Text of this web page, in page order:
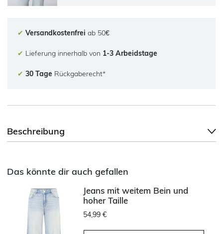
✔ Versandkostenfrei ab 50€
✔ Lieferung innerhalb von 1-3 Arbeidstage
✔ 30 Tage Rückgaberecht*
Beschreibung
Das könnte dir auch gefallen
Jeans mit weitem Bein und
hoher Taille
54,99 €